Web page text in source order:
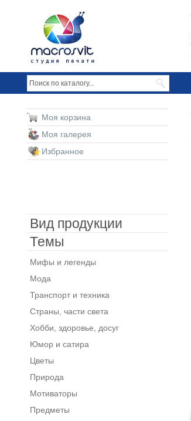
Моя корзина
Моя галерея
Избранное
Вид продукции
Темы
Мифы и легенды
Мода
Транспорт и техника
Страны, части света
Хобби, здоровье, досуг
Юмор и сатира
Цветы
Природа
Мотиваторы
Предметы